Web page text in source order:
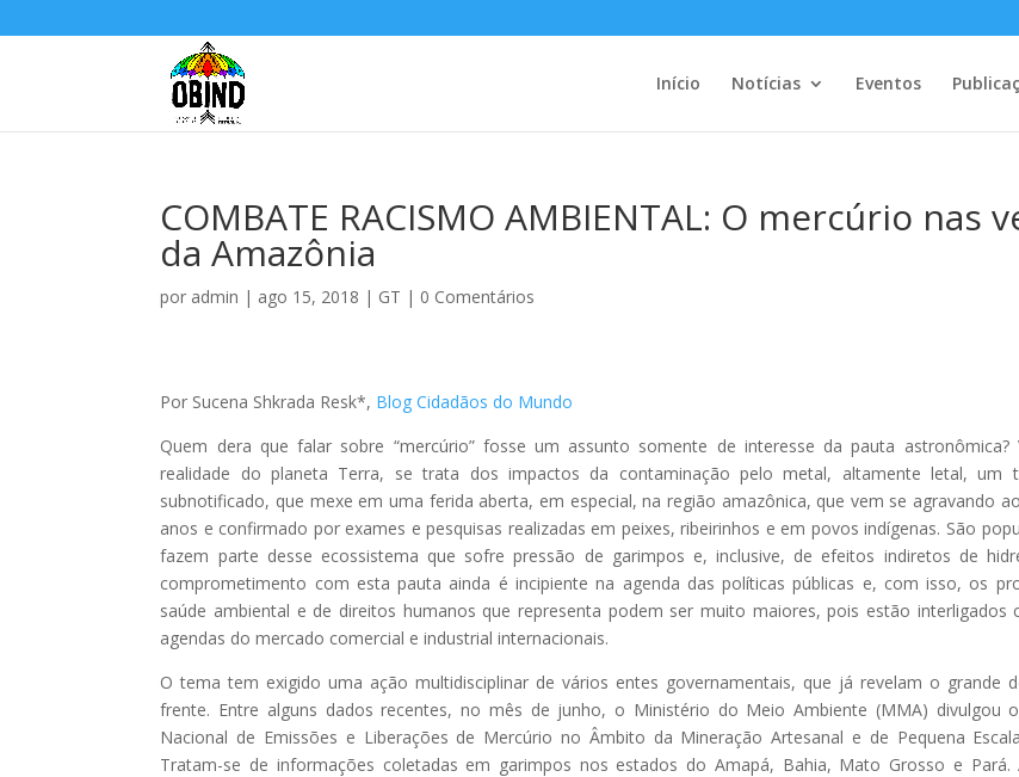
Início Notícias Eventos
COMBATE RACISMO AMBIENTAL: O mercúrio nas
da Amazônia
por admin | ago 15, 2018 | GT | 0 Comentários
Por Sucena Shkrada Resk*, Blog Cidadãos do Mundo
Quem dera que falar sobre “mercúrio” fosse um assunto somente de interesse da pauta astronômica?
realidade do planeta Terra, se trata dos impactos da contaminação pelo metal, altamente letal, um
subnotificado, que mexe em uma ferida aberta, em especial, na região amazônica, que vem se agravando
anos e confirmado por exames e pesquisas realizadas em peixes, ribeirinhos e em povos indígenas. São
fazem parte desse ecossistema que sofre pressão de garimpos e, inclusive, de efeitos indiretos de
comprometimento com esta pauta ainda é incipiente na agenda das políticas públicas e, com isso, os
saúde ambiental e de direitos humanos que representa podem ser muito maiores, pois estão interligados
agendas do mercado comercial e industrial internacionais.
O tema tem exigido uma ação multidisciplinar de vários entes governamentais, que já revelam o grande
frente. Entre alguns dados recentes, no mês de junho, o Ministério do Meio Ambiente (MMA) divulgou
Nacional de Emissões e Liberações de Mercúrio no Âmbito da Mineração Artesanal e de Pequena
Tratam-se de informações coletadas em garimpos nos estados do Amapá, Bahia, Mato Grosso e Pará.